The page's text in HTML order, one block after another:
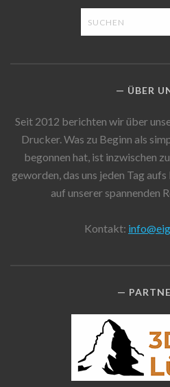
ÜBER
Seit 2012 berichten wir über
Drucker. Was zu Beginn als
begonnen hat, ist inzwischen
geworden, das uns jeden Tag
auf unserer spannenden
Kontakt: